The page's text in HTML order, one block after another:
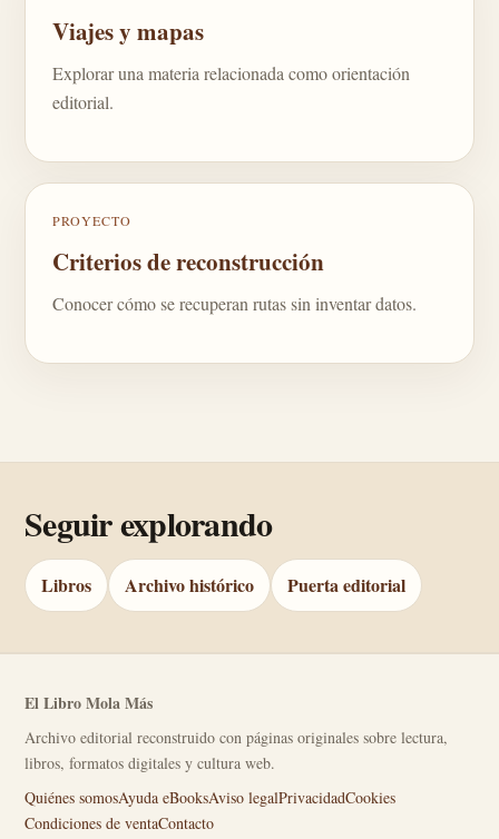
Viajes y mapas
Explorar una materia relacionada como orientación
editorial.
PROYECTO
Criterios de reconstrucción
Conocer cómo se recuperan rutas sin inventar datos.
Seguir explorando
Libros Archivo histórico Puerta editorial
El Libro Mola Más
Archivo editorial reconstruido con páginas originales sobre lectura,
libros, formatos digitales y cultura web.
Quiénes somosAyuda eBooksAviso legalPrivacidadCookies
Condiciones de ventaContacto